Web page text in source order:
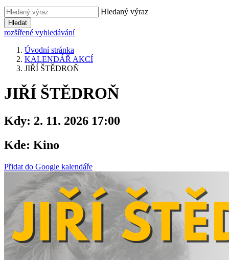
Hledaný výraz
Hledat
rozšířené vyhledávání
Úvodní stránka
KALENDÁŘ AKCÍ
JIŘÍ ŠTĚDROŇ
JIŘÍ ŠTĚDROŇ
Kdy: 2. 11. 2026 17:00
Kde: Kino
Přidat do Google kalendáře